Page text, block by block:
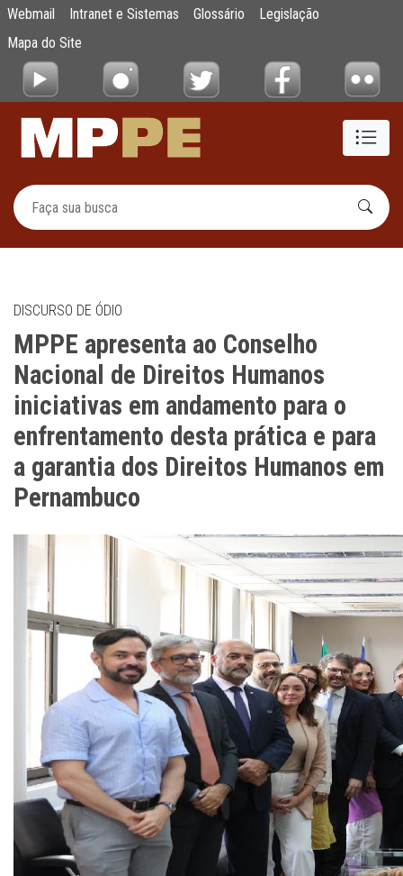
Pular para o Conteúdo principal
MPPE apresenta ao Conselho Nacional
Webmail Intranet e Sistemas Glossário
Legislação
Mapa do Site
DISCURSO DE ÓDIO
MPPE apresenta ao Conselho
Nacional de Direitos Humanos
iniciativas em andamento para o
enfrentamento desta prática e para
a garantia dos Direitos Humanos em
Pernambuco